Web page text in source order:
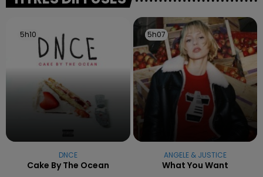
5h10
5h10
DNCE
Cake By The Ocean
5h07
5h07
ANGELE & JUSTICE
What You Want